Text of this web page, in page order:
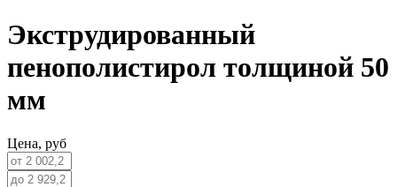
Экструдированный
пенополистирол толщиной 50
мм
Цена, руб